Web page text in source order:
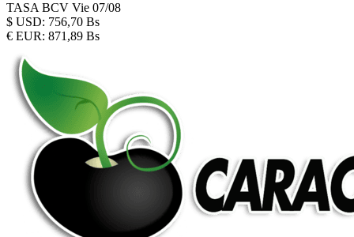
TASA BCV Vie 07/08
$ USD: 756,70 Bs
€ EUR: 871,89 Bs